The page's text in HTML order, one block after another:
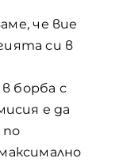
че вие
си в
борба с
е да
по